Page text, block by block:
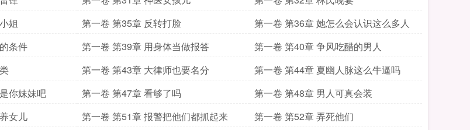
姐 第一卷 第35章 反转打脸
第一卷 第36章 她怎么会认识这么多人
条件 第一卷 第39章 用身体当做报答
第一卷 第40章 争风吃醋的男人
第一卷 第43章 大律师也要名分
第一卷 第44章 夏幽人脉这么牛逼吗
你妹妹吧 第一卷 第47章 看够了吗
第一卷 第48章 男人可真会装
女儿 第一卷 第51章 报警把他们都抓起来
第一卷 第52章 弄死他们